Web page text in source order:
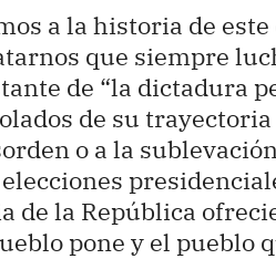
a la historia de
que siempre
de “la dictadura
de su
o a la
de la República
pone y el pueblo